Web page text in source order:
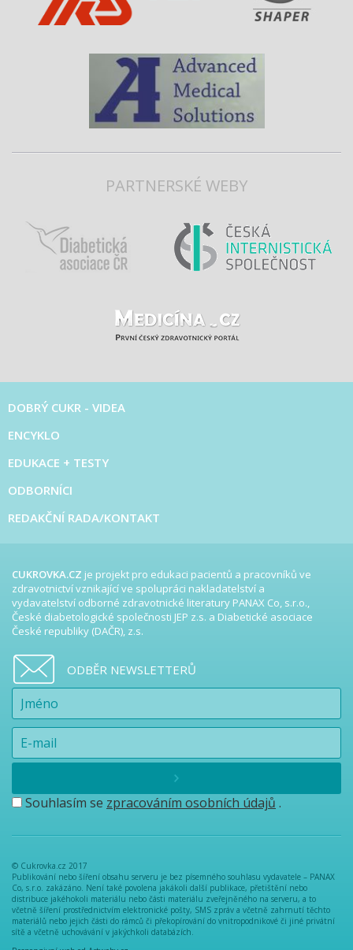
PARTNERSKÉ WEBY
DOBRÝ CUKR - VIDEA
ENCYKLO
EDUKACE + TESTY
ODBORNÍCI
REDAKČNÍ RADA/KONTAKT
CUKROVKA.CZ je projekt pro edukaci pacientů a pracovníků ve
zdravotnictví vznikající ve spolupráci nakladatelství a
vydavatelství odborné zdravotnické literatury PANAX Co, s.r.o.,
České diabetologické společnosti JEP z.s. a Diabetické asociace
České republiky (DAČR), z.s.
ODBĚR NEWSLETTERŮ
Souhlasím se zpracováním osobních údajů .
© Cukrovka.cz 2017
Publikování nebo šíření obsahu serveru je bez písemného souhlasu vydavatele – PANAX
Co, s.r.o. zakázáno. Není také povolena jakákoli další publikace, přetištění nebo
distribuce jakéhokoli materiálu nebo části materiálu zveřejněného na serveru, a to
včetně šíření prostřednictvím elektronické pošty, SMS zpráv a včetně zahrnutí těchto
materiálů nebo jejich části do rámců či překopírování do vnitropodnikové či jiné privátní
sítě a včetně uchovávání v jakýchkoli databázích.